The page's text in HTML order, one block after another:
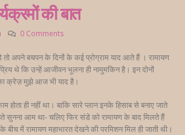
की बात
0 Comments
तो अपने बचपन के दिनों के कई प्रोग्राम याद आते हैं । रामायण
थे कि उन्हें आजीवन भूलना ही नामुमकिन है। इन दोनों
का क्रेज़ मुझे आज भी याद है।
ही नहीं था। बाकि सारे प्लान इनके हिसाब से बनाए जाते
आम था- चलिए फिर संडे को रामायण के बाद मिलते हैं
में रामायण महाभारत देखने की परमिशन मिल ही जाती थी।